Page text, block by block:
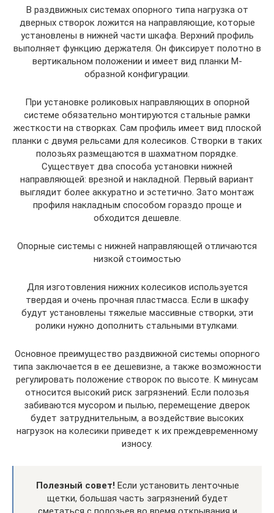
В раздвижных системах опорного типа нагрузка от
дверных створок ложится на направляющие, которые
установлены в нижней части шкафа. Верхний профиль
выполняет функцию держателя. Он фиксирует полотно в
вертикальном положении и имеет вид планки М-
образной конфигурации.
При установке роликовых направляющих в опорной
системе обязательно монтируются стальные рамки
жесткости на створках. Сам профиль имеет вид плоской
планки с двумя рельсами для колесиков. Створки в таких
полозьях размещаются в шахматном порядке.
Существует два способа установки нижней
направляющей: врезной и накладной. Первый вариант
выглядит более аккуратно и эстетично. Зато монтаж
профиля накладным способом гораздо проще и
обходится дешевле.
Опорные системы с нижней направляющей отличаются
низкой стоимостью
Для изготовления нижних колесиков используется
твердая и очень прочная пластмасса. Если в шкафу
будут установлены тяжелые массивные створки, эти
ролики нужно дополнить стальными втулками.
Основное преимущество раздвижной системы опорного
типа заключается в ее дешевизне, а также возможности
регулировать положение створок по высоте. К минусам
относится высокий риск загрязнений. Если полозья
забиваются мусором и пылью, перемещение дверок
будет затруднительным, а воздействие высоких
нагрузок на колесики приведет к их преждевременному
износу.
Полезный совет! Если установить ленточные
щетки, большая часть загрязнений будет